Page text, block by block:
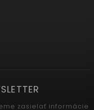
zasielať informácie